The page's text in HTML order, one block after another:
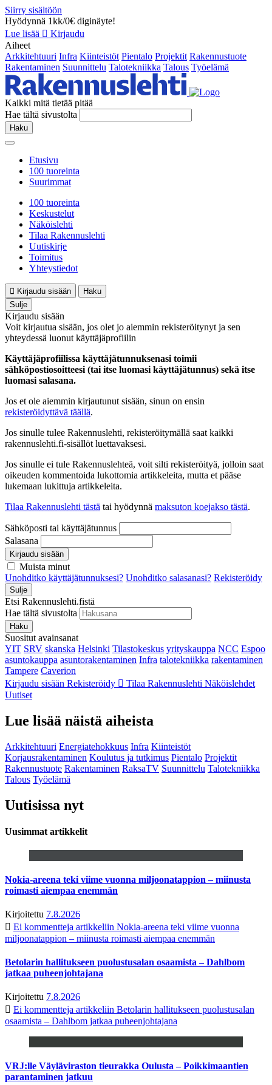
Siirry sisältöön
Hyödynnä 1kk/0€ diginäyte!
Lue lisää
Kirjaudu
Aiheet
Arkkitehtuuri Infra Kiinteistöt Pientalo Projektit Rakennustuote
Rakentaminen Suunnittelu Talotekniikka Talous Työelämä
Kaikki mitä tietää pitää
Hae tältä sivustolta
Haku
Etusivu
100 tuoreinta
Suurimmat
100 tuoreinta
Keskustelut
Näköislehti
Tilaa Rakennuslehti
Uutiskirje
Toimitus
Yhteystiedot
Kirjaudu sisään
Haku
Sulje
Kirjaudu sisään
Voit kirjautua sisään, jos olet jo aiemmin rekisteröitynyt ja sen
yhteydessä luonut käyttäjäprofiilin
Käyttäjäprofiilissa käyttäjätunnuksenasi toimii
sähköpostiosoitteesi (tai itse luomasi käyttäjätunnus) sekä itse
luomasi salasana.
Jos et ole aiemmin kirjautunut sisään, sinun on ensin
rekisteröidyttävä täällä.
Jos sinulle tulee Rakennuslehti, rekisteröitymällä saat kaikki
rakennuslehti.fi-sisällöt luettavaksesi.
Jos sinulle ei tule Rakennuslehteä, voit silti rekisteröityä, jolloin saat
oikeuden kommentoida lukottomia artikkeleita, mutta et pääse
lukemaan lukittuja artikkeleita.
Tilaa Rakennuslehti tästä tai hyödynnä maksuton koejakso tästä.
Sähköposti tai käyttäjätunnus
Salasana
Kirjaudu sisään
Muista minut
Unohditko käyttäjätunnuksesi? Unohditko salasanasi? Rekisteröidy
Sulje
Etsi Rakennuslehti.fistä
Hae tältä sivustolta
Haku
Suositut avainsanat
YIT SRV skanska Helsinki Tilastokeskus yrityskauppa NCC Espoo
asuntokauppa asuntorakentaminen Infra talotekniikka rakentaminen
Tampere Caverion
Kirjaudu sisään Rekisteröidy Tilaa Rakennuslehti Näköislehdet
Uutiset
Lue lisää näistä aiheista
Arkkitehtuuri Energiatehokkuus Infra Kiinteistöt
Korjausrakentaminen Koulutus ja tutkimus Pientalo Projektit
Rakennustuote Rakentaminen RaksaTV Suunnittelu Talotekniikka
Talous Työelämä
Uutisissa nyt
Uusimmat artikkelit
Nokia-areena teki viime vuonna miljoonatappion – miinusta
roimasti aiempaa enemmän
Kirjoitettu 7.8.2026
Ei kommentteja artikkeliin Nokia-areena teki viime vuonna
miljoonatappion – miinusta roimasti aiempaa enemmän
Betolarin hallitukseen puolustusalan osaamista – Dahlbom
jatkaa puheenjohtajana
Kirjoitettu 7.8.2026
Ei kommentteja artikkeliin Betolarin hallitukseen puolustusalan
osaamista – Dahlbom jatkaa puheenjohtajana
VRJ:lle Väyläviraston tieurakka Oulusta – Poikkimaantien
parantaminen jatkuu